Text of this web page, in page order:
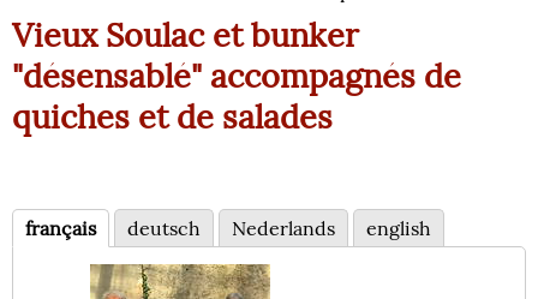
Vieux Soulac et bunker
"désensablé" accompagnés de
quiches et de salades
français deutsch Nederlands english